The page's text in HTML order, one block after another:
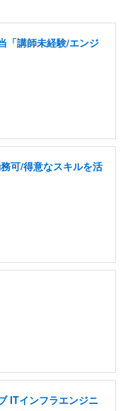
「講師未経験/エンジ
可/得意なスキルを活
ITインフラエンジニ